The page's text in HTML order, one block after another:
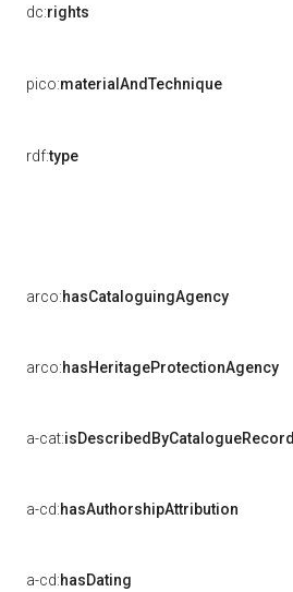
dc:rights
pico:materialAndTechnique
rdf:type
arco:hasCataloguingAgency
arco:hasHeritageProtectionAgency
a-cat:isDescribedByCatalogueRecord
a-cd:hasAuthorshipAttribution
a-cd:hasDating